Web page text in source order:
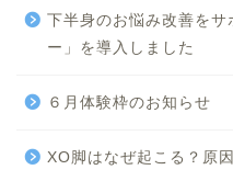
下半身のお悩み改善を
ー」を導入しました
６月体験枠のお知らせ
XO脚はなぜ起こる？原